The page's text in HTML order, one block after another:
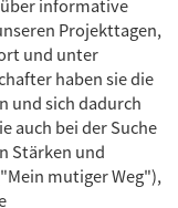
informative
Projekttagen,
und unter
haben sie die
und sich dadurch
auch bei der Suche
Stärken und
mutiger Weg"),